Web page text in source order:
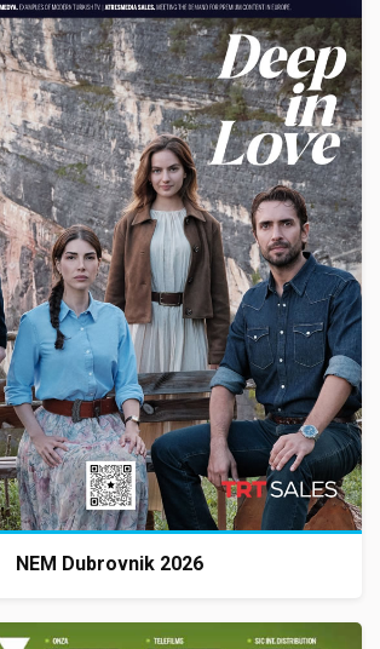
NEM Dubrovnik 2026